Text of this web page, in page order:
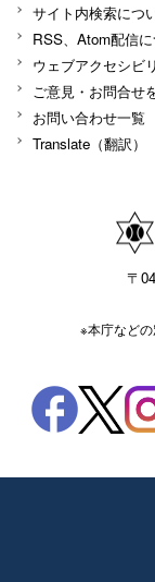
サイト内検索につ
RSS、Atom配信
ウェブアクセシビ
ご意見・お問合せ
お問い合わせ一覧
Translate（翻訳）
〒
※本庁などの